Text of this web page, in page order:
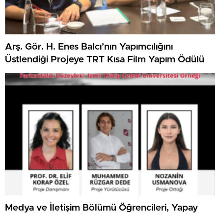
Arş. Gör. H. Enes Balcı’nın Yapımcılığını
Üstlendiği Projeye TRT Kısa Film Yapım Ödülü
Medya ve İletişim Bölümü Öğrencileri, Yapay